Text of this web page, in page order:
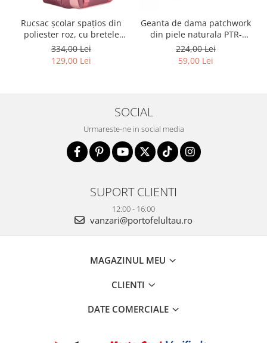
Rucsac școlar spațios din
poliester roz, cu bretele
reglabile - Peterson PTR-
PTN 8610-1327 PINK
334,00 Lei
129,00 Lei
Geanta de dama patchwork
din piele naturala PTR-
1718-SKL-6922 MULTI
224,00 Lei
59,00 Lei
SOCIAL
Urmareste-ne in social media
SUPORT CLIENTI
12:00 - 16:00
vanzari@portofelultau.ro
MAGAZINUL MEU
CLIENTI
DATE COMERCIALE